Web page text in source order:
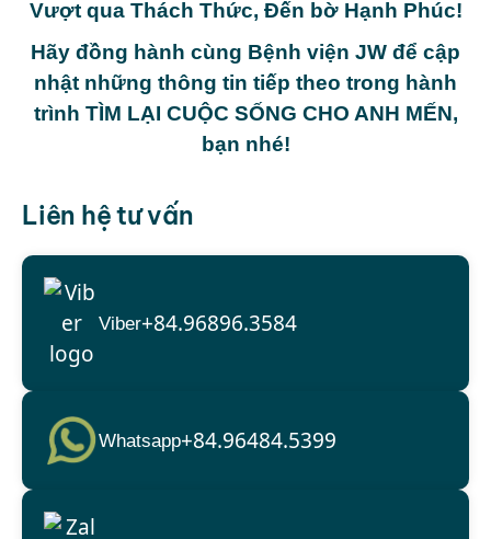
Vượt qua Thách Thức, Đến bờ Hạnh Phúc!
Hãy đồng hành cùng Bệnh viện JW để cập
nhật những thông tin tiếp theo trong hành
trình TÌM LẠI CUỘC SỐNG CHO ANH MẾN,
bạn nhé!
Liên hệ tư vấn
Viber+84.96896.3584
Whatsapp+84.96484.5399